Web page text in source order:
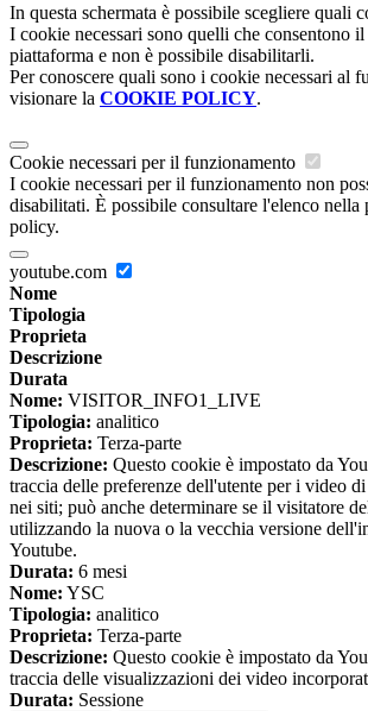
In questa schermata è possibile scegliere quali
I cookie necessari sono quelli che consentono
piattaforma e non è possibile disabilitarli.
Per conoscere quali sono i cookie necessari al
visionare la COOKIE POLICY.
Cookie necessari per il funzionamento
I cookie necessari per il funzionamento non
disabilitati. È possibile consultare l'elenco nella
policy.
youtube.com
Nome
Tipologia
Proprieta
Descrizione
Durata
Nome: VISITOR_INFO1_LIVE
Tipologia: analitico
Proprieta: Terza-parte
Descrizione: Questo cookie è impostato da
traccia delle preferenze dell'utente per i video
nei siti; può anche determinare se il visitatore
utilizzando la nuova o la vecchia versione
Youtube.
Durata: 6 mesi
Nome: YSC
Tipologia: analitico
Proprieta: Terza-parte
Descrizione: Questo cookie è impostato da
traccia delle visualizzazioni dei video
Durata: Sessione